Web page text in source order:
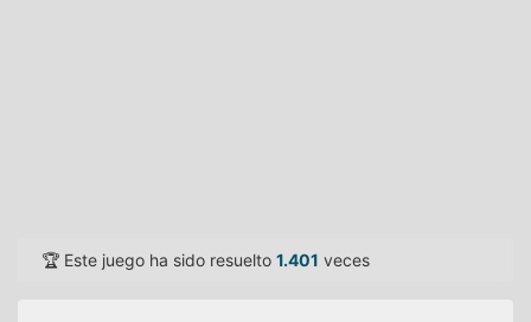
🏆 Este juego ha sido resuelto 1.401 veces